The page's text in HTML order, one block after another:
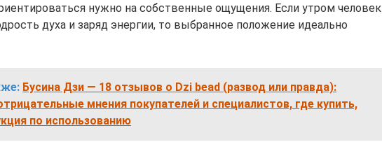
нужно на собственные ощущения. Если утром человек
духа и заряд энергии, то выбранное положение идеально
Бусина Дзи — 18 отзывов о Dzi bead (развод или правда):
мнения покупателей и специалистов, где купить,
по использованию